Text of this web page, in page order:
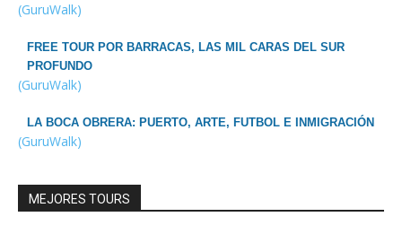
(GuruWalk)
FREE TOUR POR BARRACAS, LAS MIL CARAS DEL SUR
PROFUNDO
(GuruWalk)
LA BOCA OBRERA: PUERTO, ARTE, FUTBOL E INMIGRACIÓN
(GuruWalk)
MEJORES TOURS